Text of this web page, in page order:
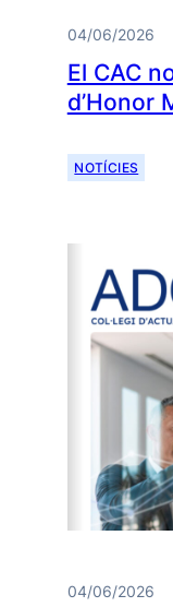
04/06/2026
El CAC
d’Honor
NOTÍCIES
04/06/2026